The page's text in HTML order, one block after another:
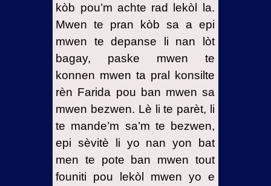
kòb pou’m achte rad lekòl la.
Mwen te pran kòb sa a epi
mwen te depanse li nan lòt
bagay, paske mwen te
konnen mwen ta pral konsilte
rèn Farida pou ban mwen sa
mwen bezwen. Lè li te parèt, li
te mande’m sa’m te bezwen,
epi sèvitè li yo nan yon bat
men te pote ban mwen tout
founiti pou lekòl mwen yo e